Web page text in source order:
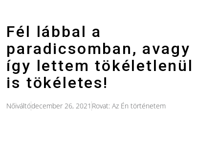
Fél lábbal a
paradicsomban, avagy
így lettem tökéletlenül
is tökéletes!
Nőiváltódecember 26, 2021 Rovat:Az Én történetem